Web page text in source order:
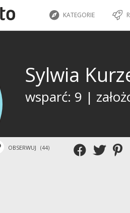
KATEGORIE
Sylwia
wsparć: 9 |
OBSERWUJ (44)